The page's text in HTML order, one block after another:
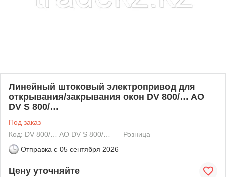
Линейный штоковый электропривод для
открывания/закрывания окон DV 800/… AO
DV S 800/…
Под заказ
Код: DV 800/… AO DV S 800/…
Розница
Отправка с 05 сентября 2026
Цену уточняйте